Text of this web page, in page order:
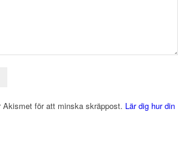
Akismet för att minska skräppost. Lär dig hur din